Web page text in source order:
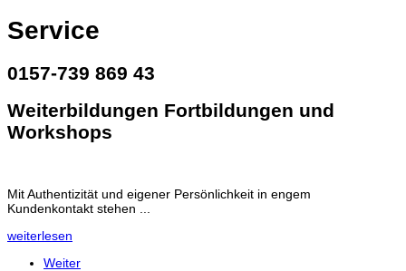
Service
0157-739 869 43
Weiterbildungen Fortbildungen und
Workshops
Mit Authentizität und eigener Persönlichkeit in engem
Kundenkontakt stehen ...
weiterlesen
Weiter